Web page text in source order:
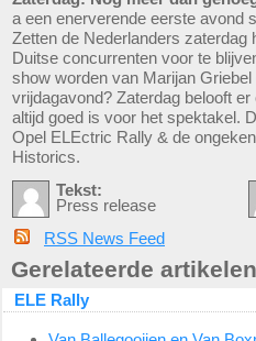
a een enerverende eerste avond
Zetten de Nederlanders zaterdag
Duitse concurrenten voor te
show worden van Marijan
vrijdagavond? Zaterdag belooft
altijd goed is voor het spektakel.
Opel ELEctric Rally & de
Historics.
Tekst:
Press release
RSS News Feed
Gerelateerde artikelen
ELE Rally